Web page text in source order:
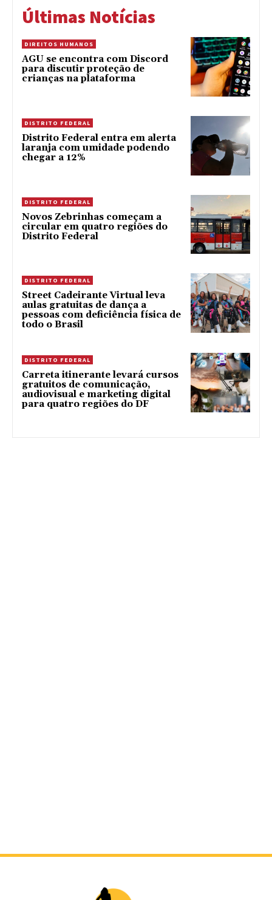
Últimas Notícias
DIREITOS HUMANOS
AGU se encontra com Discord
para discutir proteção de
crianças na plataforma
DISTRITO FEDERAL
Distrito Federal entra em alerta
laranja com umidade podendo
chegar a 12%
DISTRITO FEDERAL
Novos Zebrinhas começam a
circular em quatro regiões do
Distrito Federal
DISTRITO FEDERAL
Street Cadeirante Virtual leva
aulas gratuitas de dança a
pessoas com deficiência física de
todo o Brasil
DISTRITO FEDERAL
Carreta itinerante levará cursos
gratuitos de comunicação,
audiovisual e marketing digital
para quatro regiões do DF